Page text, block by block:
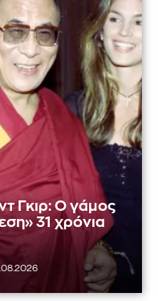
Γκιρ: Ο γάμος
31 χρόνια